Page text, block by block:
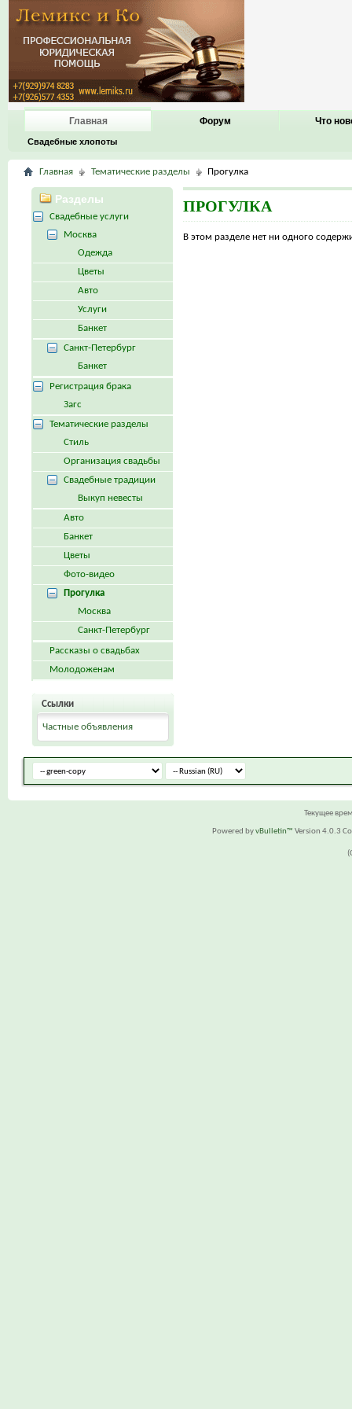
Главная
Свадебные хлопоты
Форум Что
Главная Тематические разделы Прогулка
ПРОГУЛКА
В этом разделе нет ни одного
Разделы
Свадебные услуги
Москва
Одежда
Цветы
Авто
Услуги
Банкет
Санкт-Петербург
Банкет
Регистрация брака
Загс
Тематические разделы
Стиль
Организация свадьбы
Свадебные традиции
Выкуп невесты
Авто
Банкет
Цветы
Фото-видео
Прогулка
Москва
Санкт-Петербург
Рассказы о свадьбах
Молодоженам
Ссылки
Частные объявления
Текущее
Powered byvBulletin™ Version 4.0.3